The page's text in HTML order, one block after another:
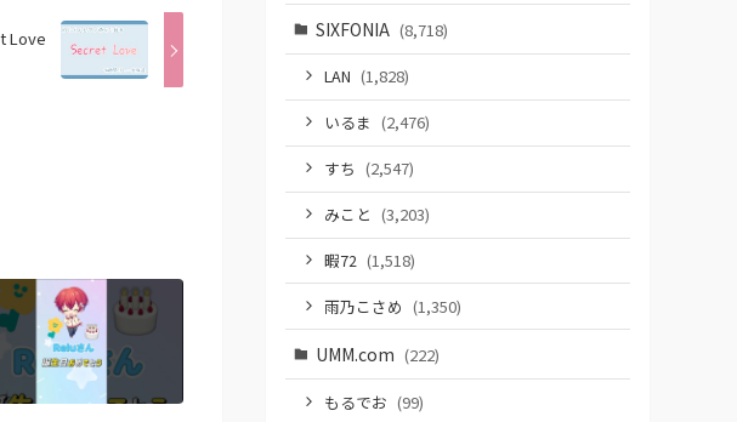
Love
SIXFONIA (8,718)
LAN (1,828)
いるま (2,476)
すち (2,547)
みこと (3,203)
暇72 (1,518)
雨乃こさめ (1,350)
UMM.com (222)
もるでお (99)